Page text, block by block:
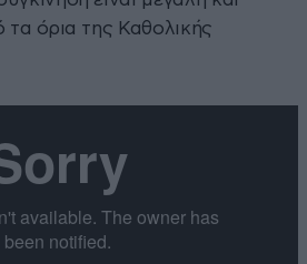
τα όρια της Καθολικής